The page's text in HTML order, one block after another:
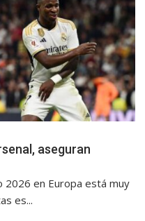
aseguran
2026 en Europa está muy
es...